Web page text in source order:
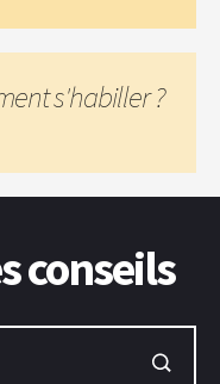
s'habiller ?
conseils